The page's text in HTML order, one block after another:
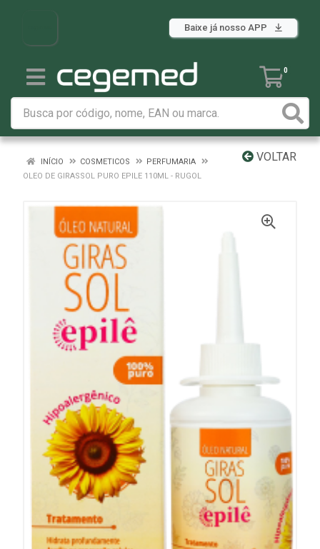
Baixe já nosso APP
0
VOLTAR
INÍCIO COSMETICOS
PERFUMARIA
OLEO DE GIRASSOL PURO EPILE 110ML - RUGOL